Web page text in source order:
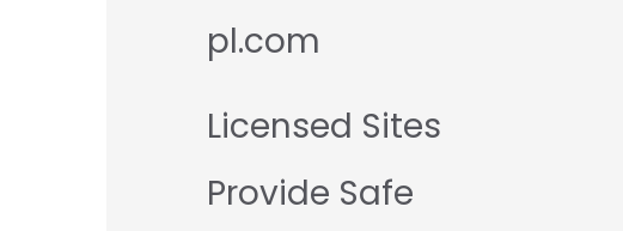
pl.com
Licensed Sites
Provide Safe